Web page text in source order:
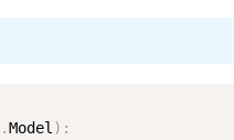
.Model ) :